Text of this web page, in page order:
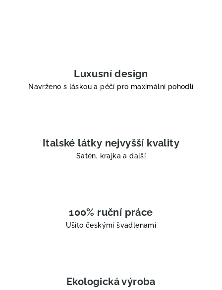
Luxusní design
Navrženo s láskou a péčí pro maximální pohodlí
Italské látky nejvyšší kvality
Satén, krajka a další
100% ruční práce
Ušito českými švadlenami
Ekologická výroba